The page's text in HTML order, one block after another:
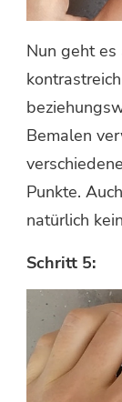
Nun geht
Bemalen
Punkte.
natürlich
Schritt 5: